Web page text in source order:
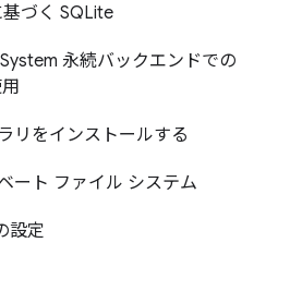
づく SQLite
永続バックエンドでの
リをインストールする
ート ファイル システム
設定